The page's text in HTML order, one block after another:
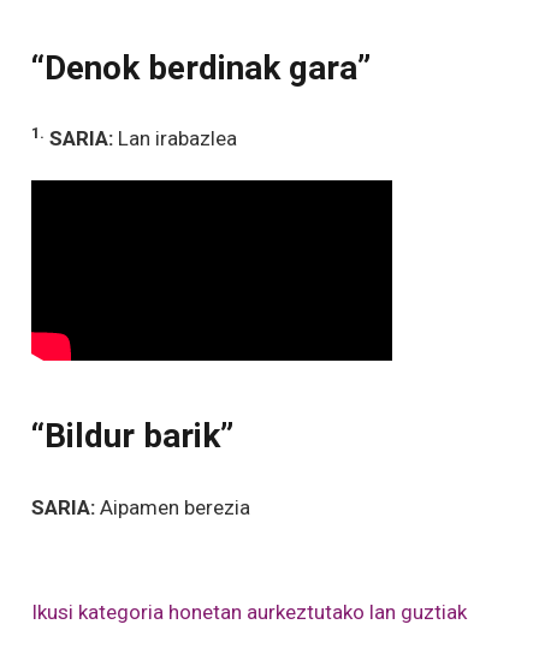
“Denok berdinak gara”
1. SARIA:Lan irabazlea
“Bildur barik”
SARIA:Aipamen berezia
Ikusi kategoria honetan aurkeztutako lan guztiak